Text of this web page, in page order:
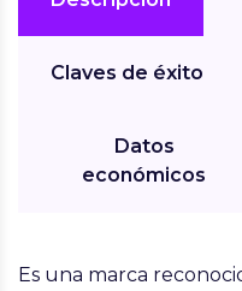
Claves de éxito
Datos
económicos
Es una marca